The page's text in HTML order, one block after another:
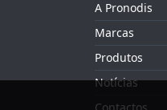
A Pronodis
Marcas
Produtos
Notícias